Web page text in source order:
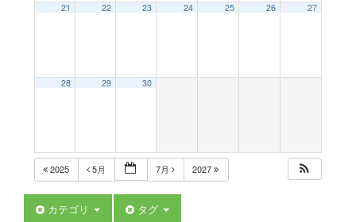
21 22 23 24 25 26 27
28 29 30
2025 5月 7月 2027
カテゴリ タグ